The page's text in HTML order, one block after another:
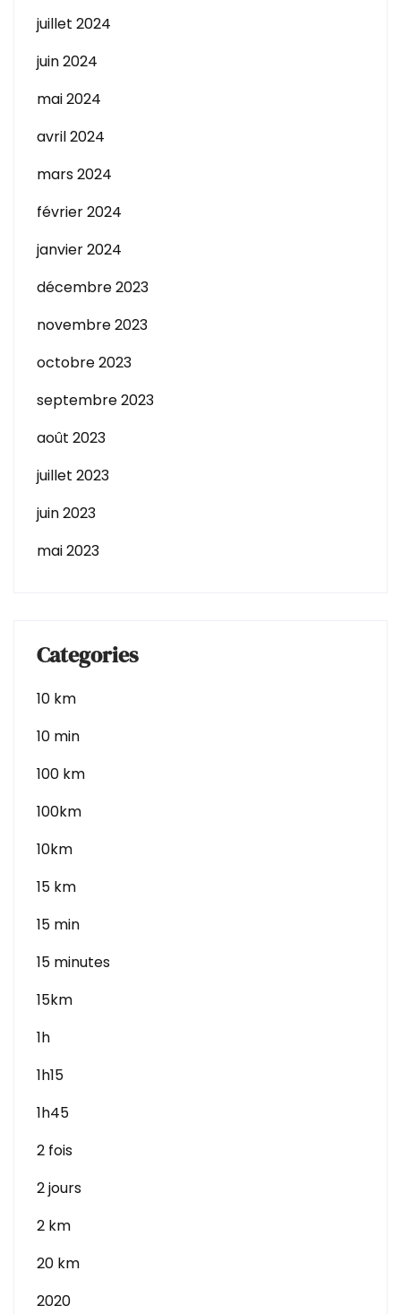
juillet 2024
juin 2024
mai 2024
avril 2024
mars 2024
février 2024
janvier 2024
décembre 2023
novembre 2023
octobre 2023
septembre 2023
août 2023
juillet 2023
juin 2023
mai 2023
Categories
10 km
10 min
100 km
100km
10km
15 km
15 min
15 minutes
15km
1h
1h15
1h45
2 fois
2 jours
2 km
20 km
2020